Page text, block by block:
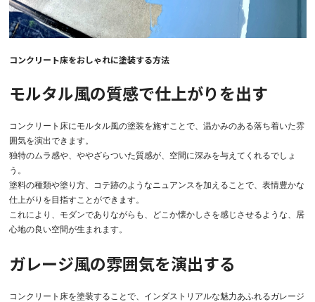
コンクリート床をおしゃれに塗装する方法
モルタル風の質感で仕上がりを出す
コンクリート床にモルタル風の塗装を施すことで、温かみのある落ち着いた雰
囲気を演出できます。
独特のムラ感や、ややざらついた質感が、空間に深みを与えてくれるでしょ
う。
塗料の種類や塗り方、コテ跡のようなニュアンスを加えることで、表情豊かな
仕上がりを目指すことができます。
これにより、モダンでありながらも、どこか懐かしさを感じさせるような、居
心地の良い空間が生まれます。
ガレージ風の雰囲気を演出する
コンクリート床を塗装することで、インダストリアルな魅力あふれるガレージ